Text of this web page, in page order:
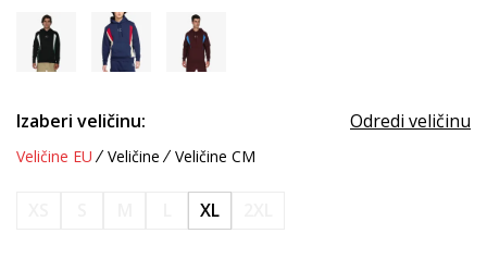
Izaberi veličinu: Odredi veličinu
Veličine EU Veličine Veličine CM
XL